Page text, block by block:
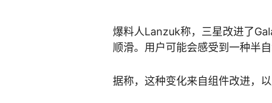
爆料人Lanzuk称，三星改进了
顺滑。用户可能会感受到一种半
据称，这种变化来自组件改进，